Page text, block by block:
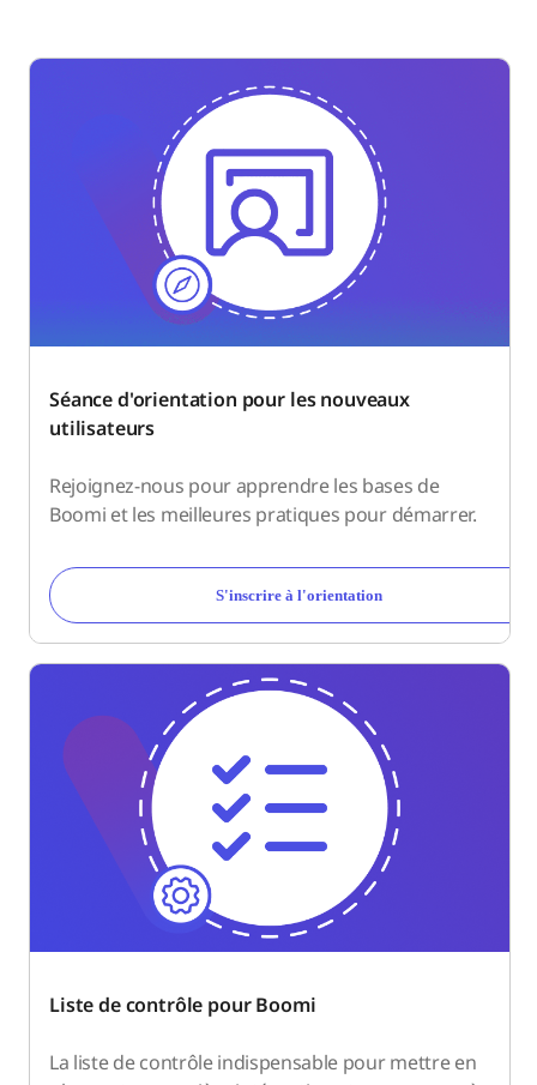
Séance d'orientation pour les nouveaux
utilisateurs
Rejoignez-nous pour apprendre les bases de
Boomi et les meilleures pratiques pour démarrer.
S'inscrire à l'orientation
Liste de contrôle pour Boomi
La liste de contrôle indispensable pour mettre en